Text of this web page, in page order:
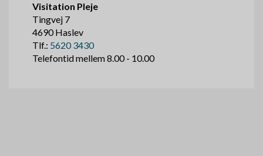
Visitation Pleje
Tingvej 7
4690 Haslev
Tlf.: 5620 3430
Telefontid mellem 8.00 - 10.00